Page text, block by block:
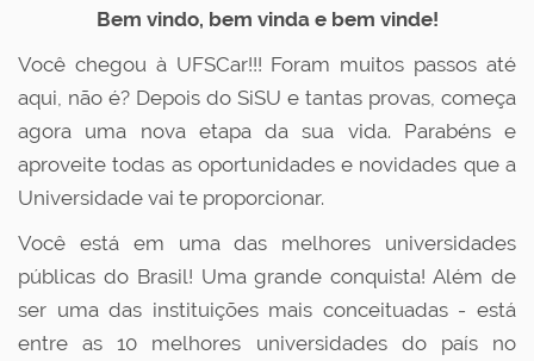
u
s
Bem vindo, bem vinda e bem vinde!
Você chegou à UFSCar!!! Foram muitos passos até
aqui, não é? Depois do SiSU e tantas provas, começa
agora uma nova etapa da sua vida. Parabéns e
aproveite todas as oportunidades e novidades que a
Universidade vai te proporcionar.
Você está em uma das melhores universidades
públicas do Brasil! Uma grande conquista! Além de
ser uma das instituições mais conceituadas - está
entre as 10 melhores universidades do país no